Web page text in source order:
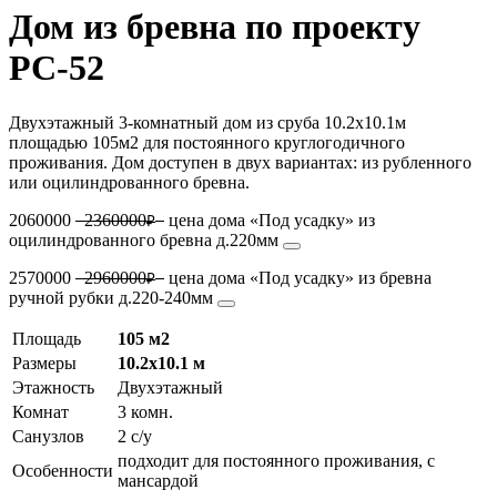
Дом из бревна по проекту
РС-52
Двухэтажный 3-комнатный дом из сруба 10.2х10.1м
площадью 105м2 для постоянного круглогодичного
проживания. Дом доступен в двух вариантах: из рубленного
или оцилиндрованного бревна.
2060000 2360000₽
цена дома «Под усадку» из
оцилиндрованного бревна д.220мм
2570000 2960000₽
цена дома «Под усадку» из бревна
ручной рубки д.220-240мм
Площадь
105 м2
Размеры
10.2х10.1 м
Этажность
Двухэтажный
Комнат
3 комн.
Санузлов
2 с/у
Особенности
подходит для постоянного проживания, с
мансардой